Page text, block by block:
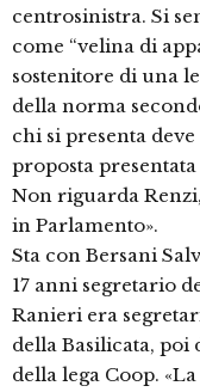
centrosinistra. Si
come “velina di
sostenitore di una
della norma
chi si presenta
proposta
Non riguarda
in Parlamento».
Sta con Bersani
17 anni segretario
Ranieri era
della Basilicata, poi
della lega Coop.